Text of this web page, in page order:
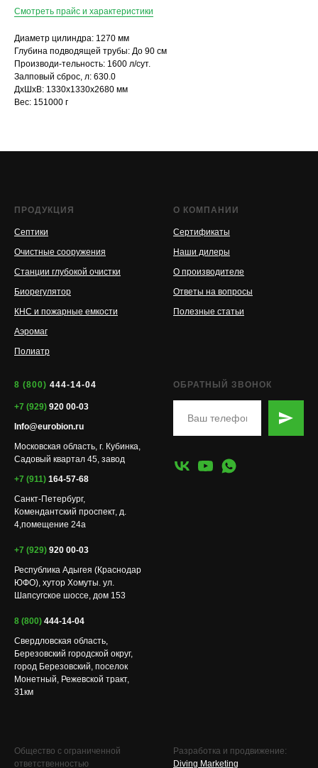
Смотреть прайс и характеристики
Диаметр цилиндра: 1270 мм
Глубина подводящей трубы: До 90 см
Производи-тельность: 1600 л/сут.
Залповый сброс, л: 630.0
ДxШxВ: 1330x1330x2680 мм
Вес: 151000 г
ПРОДУКЦИЯ
Септики
Очистные сооружения
Станции глубокой очистки
Биорегулятор
КНС и пожарные емкости
Аэромаг
Полиатр
О КОМПАНИИ
Сертификаты
Наши дилеры
О производителе
Ответы на вопросы
Полезные статьи
8 (800) 444-14-04
+7 (929) 920 00-03
Info@eurobion.ru
Московская область, г. Кубинка,
Садовый квартал 45, завод
+7 (911) 164-57-68
Санкт-Петербург,
Комендантский проспект, д.
4,помещение 24а
+7 (929) 920 00-03
Республика Адыгея (Краснодар
ЮФО), хутор Хомуты. ул.
Шапсугское шоссе, дом 153
8 (800) 444-14-04
Свердловская область,
Березовский городской округ,
город Березовский, поселок
Монетный, Режевской тракт,
31км
ОБРАТНЫЙ ЗВОНОК
Общество с ограниченной
ответственностью
Разработка и продвижение:
Diving Marketing